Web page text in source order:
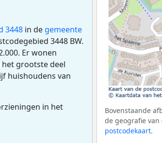
3448 in de gemeente
3448 BW.
Er wonen
het grootste deel
huishoudens van
in het
Bovenstaande
de geografie van
postcodekaart.